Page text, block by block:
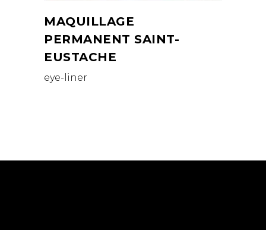
MAQUILLAGE
PERMANENT SAINT-
EUSTACHE
eye-liner